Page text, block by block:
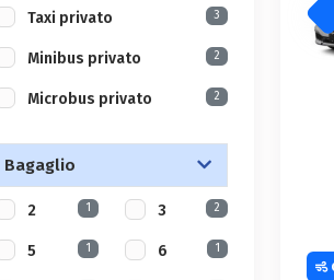
Taxi privato 3
Minibus privato 2
Microbus privato 2
Bagaglio
2 1 3 2
5 1 6 1